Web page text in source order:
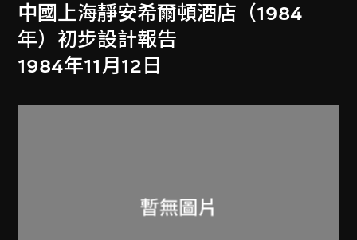
中國上海靜安希爾頓酒店（1984
年）初步設計報告
1984年11月12日